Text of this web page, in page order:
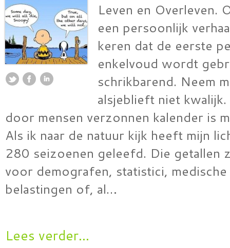
Leven en Overleven.
een persoonlijk
keren dat de eerste
enkelvoud wordt
schrikbarend. Neem
alsjeblieft niet
door mensen verzonnen kalender is
Als ik naar de natuur kijk heeft mijn
280 seizoenen geleefd. Die getallen
voor demografen, statistici,
belastingen of, al…
Lees verder...